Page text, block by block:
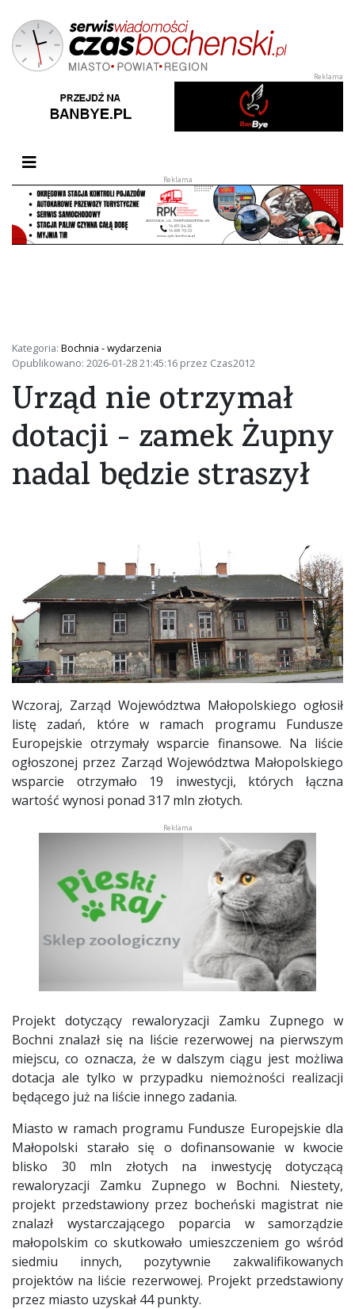
Przełącz nawigację
Kategoria: Bochnia - wydarzenia
Opublikowano: 2026-01-28 21:45:16 przez Czas2012
Urząd nie otrzymał
dotacji - zamek Żupny
nadal będzie straszył
Wczoraj, Zarząd Województwa Małopolskiego ogłosił
listę zadań, które w ramach programu Fundusze
Europejskie otrzymały wsparcie finansowe. Na liście
ogłoszonej przez Zarząd Województwa Małopolskiego
wsparcie otrzymało 19 inwestycji, których łączna
wartość wynosi ponad 317 mln złotych.
Projekt dotyczący rewaloryzacji Zamku Zupnego w
Bochni znalazł się na liście rezerwowej na pierwszym
miejscu, co oznacza, że w dalszym ciągu jest możliwa
dotacja ale tylko w przypadku niemożności realizacji
będącego już na liście innego zadania.
Miasto w ramach programu Fundusze Europejskie dla
Małopolski starało się o dofinansowanie w kwocie
blisko 30 mln złotych na inwestycję dotyczącą
rewaloryzacji Zamku Zupnego w Bochni. Niestety,
projekt przedstawiony przez bocheński magistrat nie
znalazł wystarczającego poparcia w samorządzie
małopolskim co skutkowało umieszczeniem go wśród
siedmiu innych, pozytywnie zakwalifikowanych
projektów na liście rezerwowej. Projekt przedstawiony
przez miasto uzyskał 44 punkty.